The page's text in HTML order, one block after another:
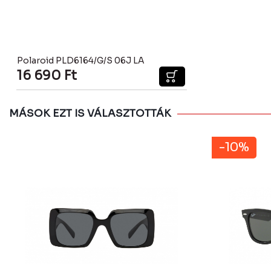
Polaroid PLD6164/G/S 06J LA
16 690 Ft
MÁSOK EZT IS VÁLASZTOTTÁK
-10%